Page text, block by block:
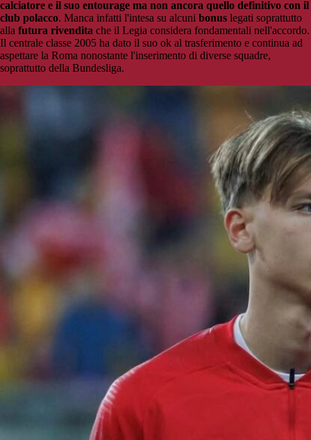
calciatore e il suo entourage ma non ancora quello definitivo con il
club polacco. Manca infatti l'intesa su alcuni bonus legati soprattutto
alla futura rivendita che il Legia considera fondamentali nell'accordo.
Il centrale classe 2005 ha dato il suo ok al trasferimento e continua ad
aspettare la Roma nonostante l'inserimento di diverse squadre,
soprattutto della Bundesliga.